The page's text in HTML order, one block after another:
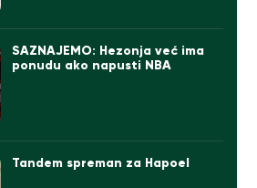
SAZNAJEMO: Hezonja već ima
ponudu ako napusti NBA
Tandem spreman za Hapoel